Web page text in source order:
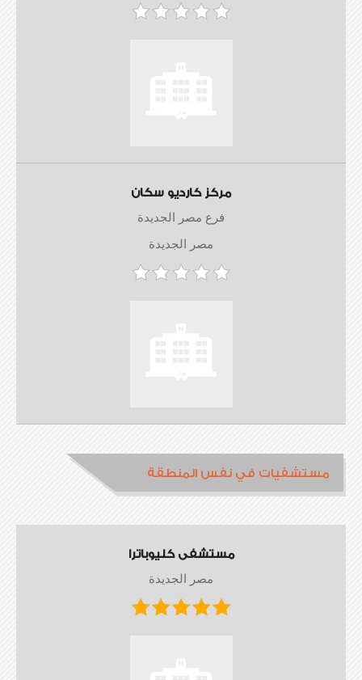
مركز كارديو سكان
فرع مصر الجديدة
مصر الجديدة
مستشفيات في نفس المنطقة
مستشفى كليوباترا
مصر الجديدة